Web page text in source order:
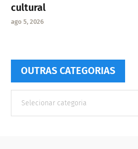
cultural
ago 5, 2026
OUTRAS CATEGORIAS
Categorias